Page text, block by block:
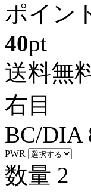
ポイン
40pt
送料無
右目
BC/DIA
PWR
数量 2